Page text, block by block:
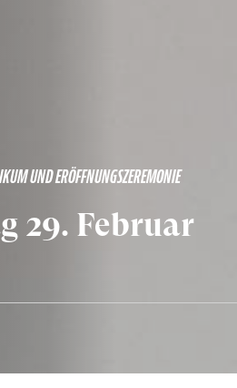
UND ERÖFFNUNGSZEREMONIE
29. Februar